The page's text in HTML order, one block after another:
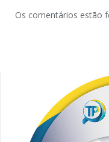
Os comentários estão